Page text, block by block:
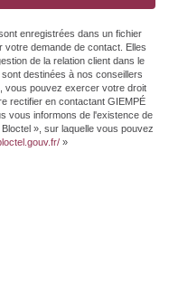
CO2/m2/an
enregistrées dans un fichier
votre demande de contact. Elles
de la relation client dans le
destinées à nos conseillers
vous pouvez exercer votre droit
rectifier en contactant GIEMPÉ
vous informons de l'existence de
», sur laquelle vous pouvez
»